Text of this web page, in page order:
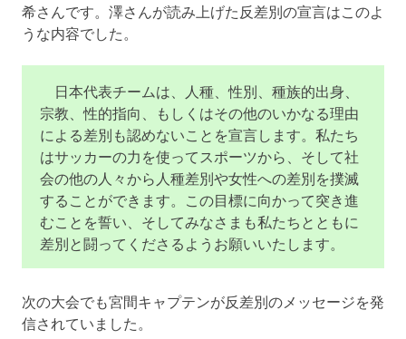
希さんです。澤さんが読み上げた反差別の宣言はこのよ
うな内容でした。
日本代表チームは、人種、性別、種族的出身、
宗教、性的指向、もしくはその他のいかなる理由
による差別も認めないことを宣言します。私たち
はサッカーの力を使ってスポーツから、そして社
会の他の人々から人種差別や女性への差別を撲滅
することができます。この目標に向かって突き進
むことを誓い、そしてみなさまも私たちとともに
差別と闘ってくださるようお願いいたします。
次の大会でも宮間キャプテンが反差別のメッセージを発
信されていました。